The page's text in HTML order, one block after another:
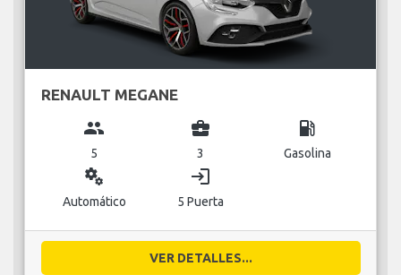
RENAULT MEGANE
group
5
business_center
3
local_gas_station
Gasolina
miscellaneous_services
Automático
login
5 Puerta
VER DETALLES...